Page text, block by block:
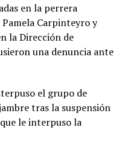
en la perrera
Carpinteyro y
la Dirección de
una denuncia ante
el grupo de
tras la suspensión
le interpuso la